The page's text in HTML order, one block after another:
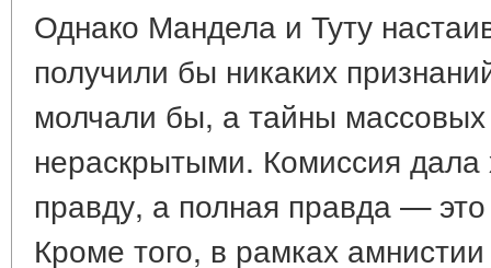
Однако Мандела и Туту
получили бы никаких
молчали бы, а тайны
нераскрытыми. Комиссия
правду, а полная правда —
Кроме того, в рамках